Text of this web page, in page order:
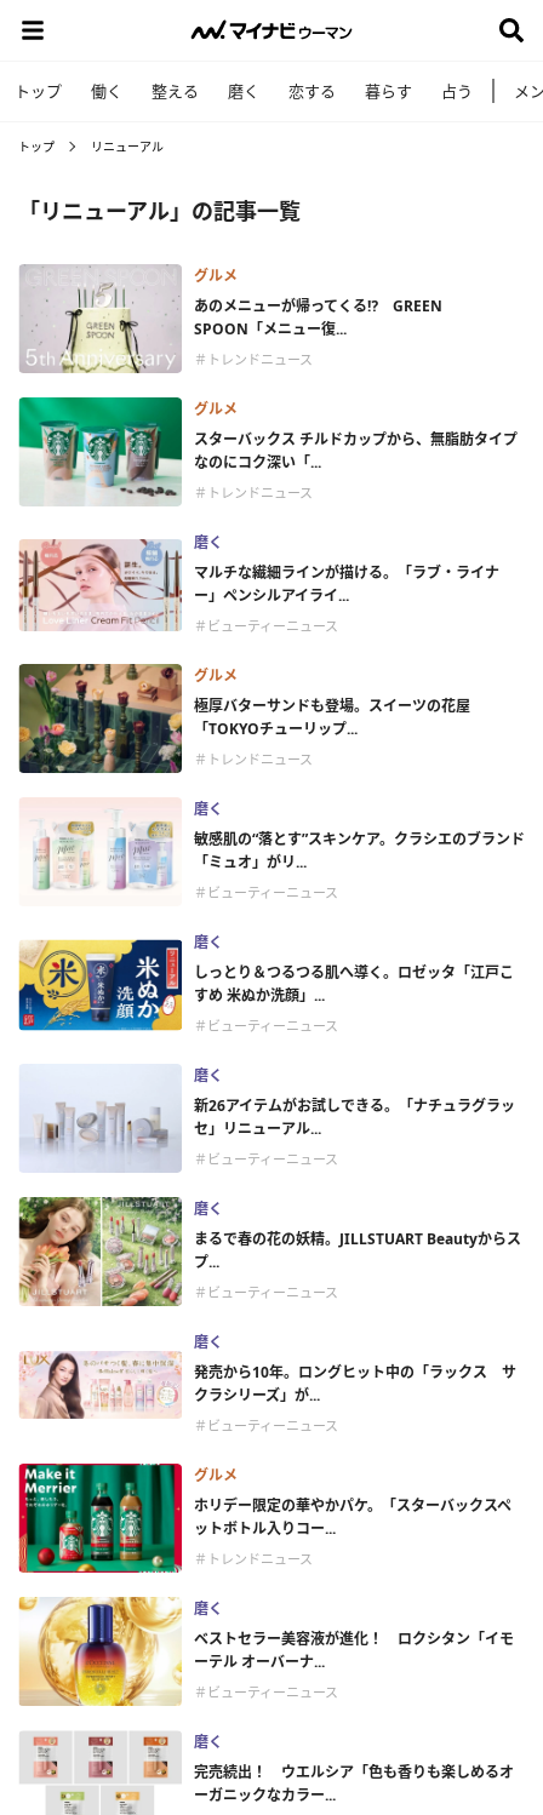
トップ 働く 整える 磨く 恋する 暮らす 占う メ
トップ リニューアル
「リニューアル」の記事一覧
グルメ
あのメニューが帰ってくる⁉ GREEN
SPOON「メニュー復...
＃トレンドニュース
グルメ
スターバックス チルドカップから、無脂肪タイプ
なのにコク深い「...
＃トレンドニュース
磨く
マルチな繊細ラインが描ける。「ラブ・ライナ
ー」ペンシルアイライ...
＃ビューティーニュース
グルメ
極厚バターサンドも登場。スイーツの花屋
「TOKYOチューリップ...
＃トレンドニュース
磨く
敏感肌の“落とす”スキンケア。クラシエのブランド
「ミュオ」がリ...
＃ビューティーニュース
磨く
しっとり＆つるつる肌へ導く。ロゼッタ「江戸こ
すめ 米ぬか洗顔」...
＃ビューティーニュース
磨く
新26アイテムがお試しできる。「ナチュラグラッ
セ」リニューアル...
＃ビューティーニュース
磨く
まるで春の花の妖精。JILLSTUART Beautyからス
プ...
＃ビューティーニュース
磨く
発売から10年。ロングヒット中の「ラックス サ
クラシリーズ」が...
＃ビューティーニュース
グルメ
ホリデー限定の華やかパケ。「スターバックスペ
ットボトル入りコー...
＃トレンドニュース
磨く
ベストセラー美容液が進化！ ロクシタン「イモ
ーテル オーバーナ...
＃ビューティーニュース
磨く
完売続出！ ウエルシア「色も香りも楽しめるオ
ーガニックなカラー...